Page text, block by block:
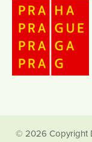
© 2026 Copyright